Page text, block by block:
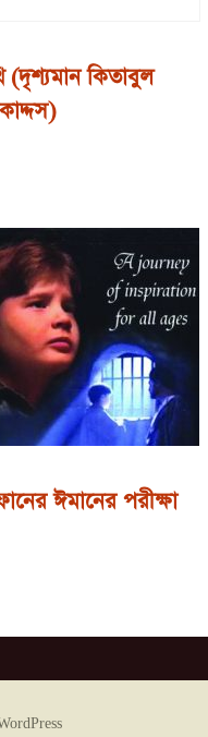
(দৃশ্যমান কিতাবুল
ঈমানের পরীক্ষা